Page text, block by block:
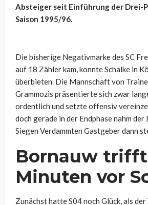
Absteiger seit Einführung der Drei-
Saison 1995/96.
Die bisherige Negativmarke des SC
auf 18 Zähler kam, konnte Schalke in
überbieten. Die Mannschaft von
Grammozis präsentierte sich zwar
ordentlich und setzte offensiv
doch gerade in der Endphase nahm der
Siegen Verdammten Gastgeber dann
Bornauw
Minuten vor
Zunächst hatte S04 noch Glück, als der